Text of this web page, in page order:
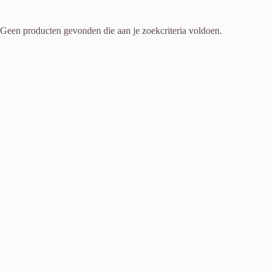
Geen producten gevonden die aan je zoekcriteria voldoen.